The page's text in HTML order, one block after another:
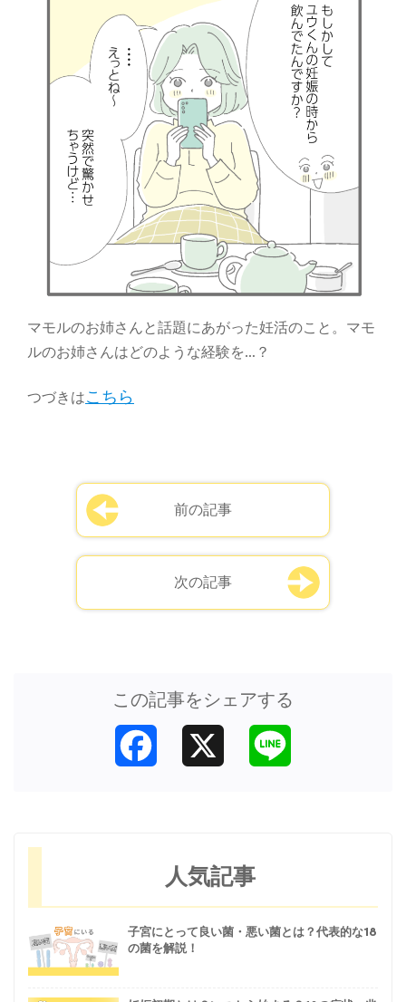
マモルのお姉さんと話題にあがった妊活のこと。マモ
ルのお姉さんはどのような経験を…？
つづきはこちら
前の記事
次の記事
この記事をシェアする
Facebook
人気記事
子宮にとって良い菌・悪い菌とは？代表的な18
の菌を解説！